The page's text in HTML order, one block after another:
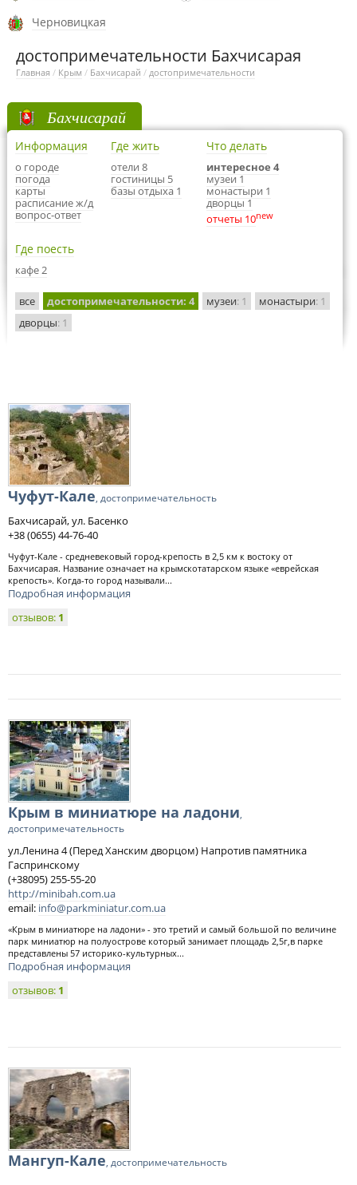
Черновицкая
достопримечательности Бахчисарая
Главная / Крым / Бахчисарай / достопримечательности
Бахчисарай
Информация
о городе
погода
карты
расписание ж/д
вопрос-ответ
Где жить
отели 8
гостиницы 5
базы отдыха 1
Что делать
интересное 4
музеи 1
монастыри 1
дворцы 1
отчеты 10new
Где поесть
кафе 2
все достопримечательности: 4 музеи: 1 монастыри: 1
дворцы: 1
Чуфут-Кале, достопримечательность
Бахчисарай, ул. Басенко
+38 (0655) 44-76-40
Чуфут-Кале - средневековый город-крепость в 2,5 км к востоку от
Бахчисарая. Название означает на крымскотатарском языке «еврейская
крепость». Когда-то город называли...
Подробная информация
отзывов: 1
Крым в миниатюре на ладони,
достопримечательность
ул.Ленина 4 (Перед Ханским дворцом) Напротив памятника
Гаспринскому
(+38095) 255-55-20
http://minibah.com.ua
email: info@parkminiatur.com.ua
«Крым в миниатюре на ладони» - это третий и самый большой по величине
парк миниатюр на полуострове который занимает площадь 2,5г,в парке
представлены 57 историко-культурных...
Подробная информация
отзывов: 1
Мангуп-Кале, достопримечательность